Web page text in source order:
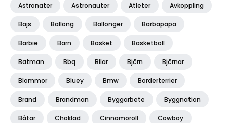
Astronater Astronauter Atleter Avkoppling
Bajs Ballong Ballonger Barbapapa
Barbie Barn Basket Basketboll
Batman Bbq Bilar Björn Björnar
Blommor Bluey Bmw Borderterrier
Brand Brandman Byggarbete Byggnation
Båtar Choklad Cinnamoroll Cowboy